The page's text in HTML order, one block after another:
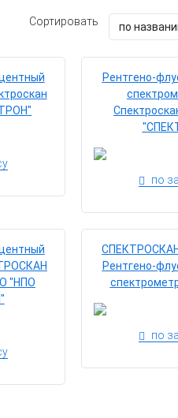
Сортировать по
Рентгено-
по
"НПО
СПЕКТРОСКАН
Рентгено-
по